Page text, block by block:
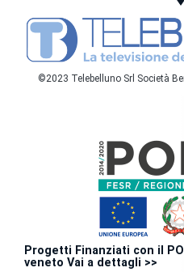
©2023 Telebelluno Srl Società
Progetti Finanziati con il
veneto Vai a dettagli >>